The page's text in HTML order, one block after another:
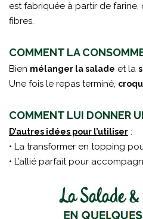
est fabriquée à partir de farine,
fibres.
COMMENT LA
Bien mélanger la salade et la
Une fois le repas terminé,
COMMENT LUI DONNER
D’autres idées pour l’utiliser :
• La transformer en topping
• L’allié parfait pour